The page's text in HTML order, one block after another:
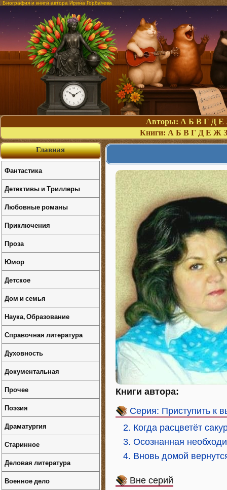
Биография и книги автора Ирина Горбачева
Авторы: А Б В Г Д Е
Книги: А Б В Г Д Е Ж З
Книги автора:
Серия: Приступить к
2. Когда расцветёт
3. Осознанная
4. Вновь домой
Вне серий
Главная
Фантастика
Детективы и Триллеры
Любовные романы
Приключения
Проза
Юмор
Детское
Дом и семья
Наука, Образование
Справочная литература
Духовность
Документальная
Прочее
Поэзия
Драматургия
Старинное
Деловая литература
Военное дело